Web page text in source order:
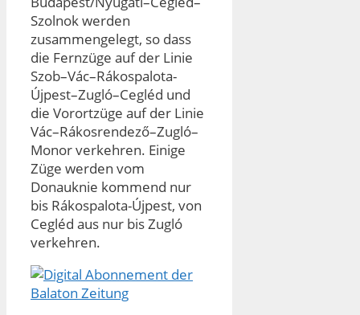
Szolnok werden
zusammengelegt, so dass
die Fernzüge auf der Linie
Szob–Vác–Rákospalota-
Újpest–Zugló–Cegléd und
die Vorortzüge auf der Linie
Vác–Rákosrendező–Zugló–
Monor verkehren. Einige
Züge werden vom
Donauknie kommend nur
bis Rákospalota-Újpest, von
Cegléd aus nur bis Zugló
verkehren.